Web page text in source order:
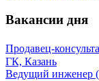
Вакансии дня
Продавец-
ГК, Казань
Ведущий инженер